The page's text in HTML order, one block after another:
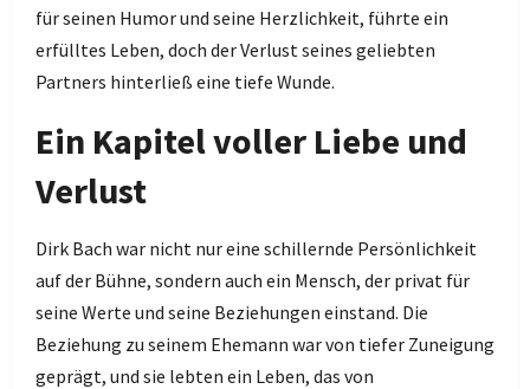
für seinen Humor und seine Herzlichkeit, führte ein
erfülltes Leben, doch der Verlust seines geliebten
Partners hinterließ eine tiefe Wunde.
Ein Kapitel voller Liebe und
Verlust
Dirk Bach war nicht nur eine schillernde Persönlichkeit
auf der Bühne, sondern auch ein Mensch, der privat für
seine Werte und seine Beziehungen einstand. Die
Beziehung zu seinem Ehemann war von tiefer Zuneigung
geprägt, und sie lebten ein Leben, das von